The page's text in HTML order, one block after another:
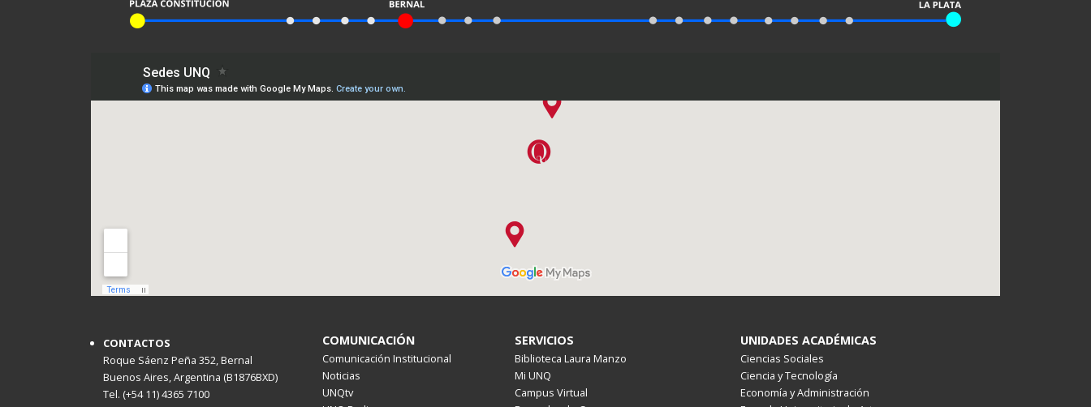
CONTACTOS
Roque Sáenz Peña 352, Bernal
Buenos Aires, Argentina (B1876BXD)
Tel. (+54 11) 4365 7100
COMUNICACIÓN
Comunicación Institucional
Noticias
UNQtv
SERVICIOS
Biblioteca Laura Manzo
Mi UNQ
Campus Virtual
UNIDADES ACADÉMICAS
Ciencias Sociales
Ciencia y Tecnología
Economía y Administración